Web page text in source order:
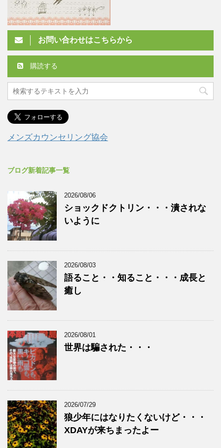
お問い合わせはこちらから
購読する
メンズカウンセリング協会
ブログ新着記事一覧
2026/08/06
ショックドクトリン・・・潰されな
いように
2026/08/03
語ること・・知ること・・・成長と
癒し
2026/08/01
世界は騙された・・・
2026/07/29
狼少年にはなりたくないけど・・・
XDAYが来ちまったよー